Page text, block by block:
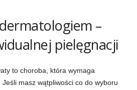
–
pielęgnacji
to choroba, która wymaga
masz wątpliwości co do wyboru